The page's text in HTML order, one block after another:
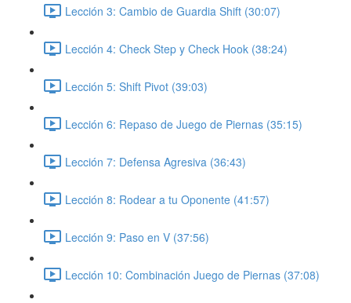
Lección 3: Cambio de Guardia Shift (30:07)
Lección 4: Check Step y Check Hook (38:24)
Lección 5: Shift Pivot (39:03)
Lección 6: Repaso de Juego de Piernas (35:15)
Lección 7: Defensa Agresiva (36:43)
Lección 8: Rodear a tu Oponente (41:57)
Lección 9: Paso en V (37:56)
Lección 10: Combinación Juego de Piernas (37:08)